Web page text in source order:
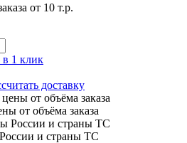
от 10 т.р.
1 клик
доставку
от объёма заказа
и страны ТС